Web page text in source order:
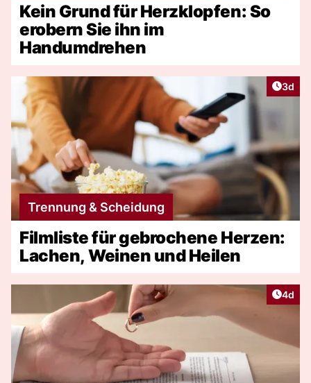
Kein Grund für Herzklopfen: So
erobern Sie ihn im
Handumdrehen
3d
Trennung & Scheidung
Filmliste für gebrochene Herzen:
Lachen, Weinen und Heilen
4d